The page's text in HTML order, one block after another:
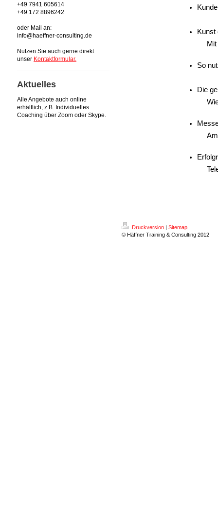
Kunst
So
Die
+49 7941 605614
+49 172 8896242
oder Mail an:
info@haeffner-consulting.de
Nutzen Sie auch gerne direkt
unser Kontaktformular.
Aktuelles
Alle Angebote auch online
erhältlich, z.B. Individuelles
Coaching über Zoom oder Skype.
Druckversion | Sitemap
© Häffner Training & Consulting 2012